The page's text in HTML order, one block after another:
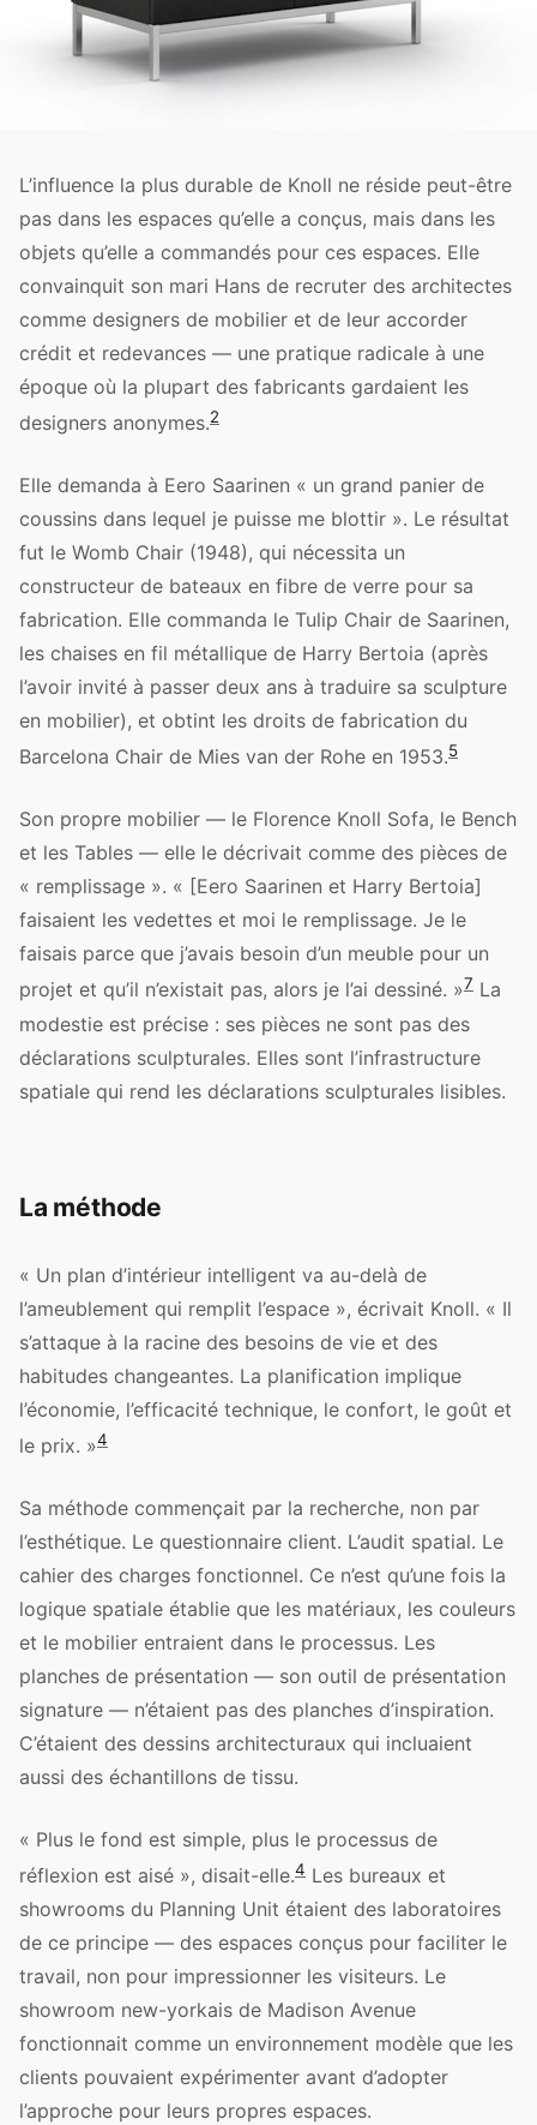
L’influence la plus durable de Knoll ne réside peut-être
pas dans les espaces qu’elle a conçus, mais dans les
objets qu’elle a commandés pour ces espaces. Elle
convainquit son mari Hans de recruter des architectes
comme designers de mobilier et de leur accorder
crédit et redevances — une pratique radicale à une
époque où la plupart des fabricants gardaient les
designers anonymes.2
Elle demanda à Eero Saarinen « un grand panier de
coussins dans lequel je puisse me blottir ». Le résultat
fut le Womb Chair (1948), qui nécessita un
constructeur de bateaux en fibre de verre pour sa
fabrication. Elle commanda le Tulip Chair de Saarinen,
les chaises en fil métallique de Harry Bertoia (après
l’avoir invité à passer deux ans à traduire sa sculpture
en mobilier), et obtint les droits de fabrication du
Barcelona Chair de Mies van der Rohe en 1953.5
Son propre mobilier — le Florence Knoll Sofa, le Bench
et les Tables — elle le décrivait comme des pièces de
« remplissage ». « [Eero Saarinen et Harry Bertoia]
faisaient les vedettes et moi le remplissage. Je le
faisais parce que j’avais besoin d’un meuble pour un
projet et qu’il n’existait pas, alors je l’ai dessiné. »7 La
modestie est précise : ses pièces ne sont pas des
déclarations sculpturales. Elles sont l’infrastructure
spatiale qui rend les déclarations sculpturales lisibles.
La méthode
« Un plan d’intérieur intelligent va au-delà de
l’ameublement qui remplit l’espace », écrivait Knoll. « Il
s’attaque à la racine des besoins de vie et des
habitudes changeantes. La planification implique
l’économie, l’efficacité technique, le confort, le goût et
le prix. »4
Sa méthode commençait par la recherche, non par
l’esthétique. Le questionnaire client. L’audit spatial. Le
cahier des charges fonctionnel. Ce n’est qu’une fois la
logique spatiale établie que les matériaux, les couleurs
et le mobilier entraient dans le processus. Les
planches de présentation — son outil de présentation
signature — n’étaient pas des planches d’inspiration.
C’étaient des dessins architecturaux qui incluaient
aussi des échantillons de tissu.
« Plus le fond est simple, plus le processus de
réflexion est aisé », disait-elle.4 Les bureaux et
showrooms du Planning Unit étaient des laboratoires
de ce principe — des espaces conçus pour faciliter le
travail, non pour impressionner les visiteurs. Le
showroom new-yorkais de Madison Avenue
fonctionnait comme un environnement modèle que les
clients pouvaient expérimenter avant d’adopter
l’approche pour leurs propres espaces.